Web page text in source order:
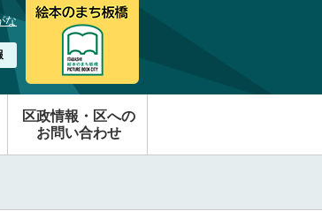
な
区政情報・区への
お問い合わせ